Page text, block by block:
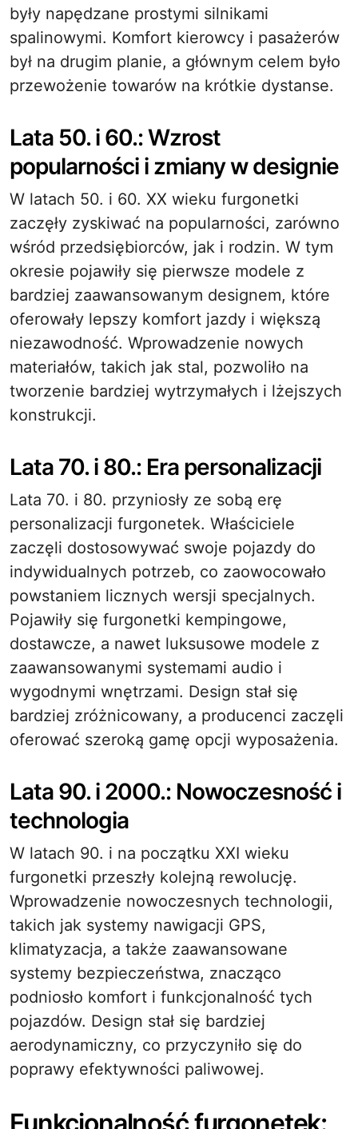
były napędzane prostymi silnikami
spalinowymi. Komfort kierowcy i pasażerów
był na drugim planie, a głównym celem było
przewożenie towarów na krótkie dystanse.
Lata 50. i 60.: Wzrost
popularności i zmiany w designie
W latach 50. i 60. XX wieku furgonetki
zaczęły zyskiwać na popularności, zarówno
wśród przedsiębiorców, jak i rodzin. W tym
okresie pojawiły się pierwsze modele z
bardziej zaawansowanym designem, które
oferowały lepszy komfort jazdy i większą
niezawodność. Wprowadzenie nowych
materiałów, takich jak stal, pozwoliło na
tworzenie bardziej wytrzymałych i lżejszych
konstrukcji.
Lata 70. i 80.: Era personalizacji
Lata 70. i 80. przyniosły ze sobą erę
personalizacji furgonetek. Właściciele
zaczęli dostosowywać swoje pojazdy do
indywidualnych potrzeb, co zaowocowało
powstaniem licznych wersji specjalnych.
Pojawiły się furgonetki kempingowe,
dostawcze, a nawet luksusowe modele z
zaawansowanymi systemami audio i
wygodnymi wnętrzami. Design stał się
bardziej zróżnicowany, a producenci zaczęli
oferować szeroką gamę opcji wyposażenia.
Lata 90. i 2000.: Nowoczesność i
technologia
W latach 90. i na początku XXI wieku
furgonetki przeszły kolejną rewolucję.
Wprowadzenie nowoczesnych technologii,
takich jak systemy nawigacji GPS,
klimatyzacja, a także zaawansowane
systemy bezpieczeństwa, znacząco
podniosło komfort i funkcjonalność tych
pojazdów. Design stał się bardziej
aerodynamiczny, co przyczyniło się do
poprawy efektywności paliwowej.